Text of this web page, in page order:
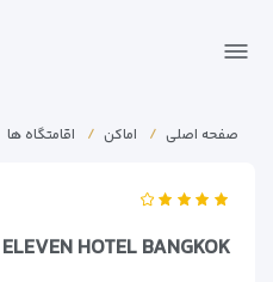
صفحه اصلی اماکن اقامتگاه ها
ELEVEN HOTEL BANGKOK